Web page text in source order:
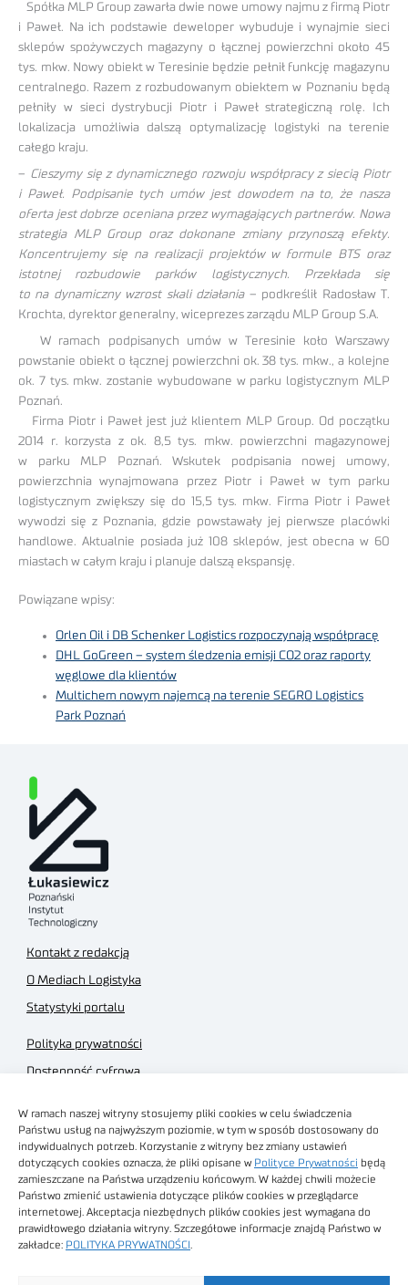
W ramach naszej witryny stosujemy pliki cookies w celu świadczenia
Państwu usług na najwyższym poziomie, w tym w sposób dostosowany do
indywidualnych potrzeb. Korzystanie z witryny bez zmiany ustawień
dotyczących cookies oznacza, że pliki opisane w Polityce Prywatności będą
zamieszczane na Państwa urządzeniu końcowym. W każdej chwili możecie
Państwo zmienić ustawienia dotyczące plików cookies w przeglądarce
internetowej. Akceptacja niezbędnych plików cookies jest wymagana do
prawidłowego działania witryny. Szczegółowe informacje znajdą Państwo w
zakładce: POLITYKA PRYWATNOŚCI
Spółka MLP Group zawarła dwie nowe umowy najmu z firmą Piotr
i Paweł. Na ich podstawie deweloper wybuduje i wynajmie sieci
sklepów spożywczych magazyny o łącznej powierzchni około 45
tys. mkw. Nowy obiekt w Teresinie będzie pełnił funkcję magazynu
centralnego. Razem z rozbudowanym obiektem w Poznaniu będą
pełniły w sieci dystrybucji Piotr i Paweł strategiczną rolę. Ich
lokalizacja umożliwia dalszą optymalizację logistyki na terenie
całego kraju.
– Cieszymy się z dynamicznego rozwoju współpracy z siecią Piotr
i Paweł. Podpisanie tych umów jest dowodem na to, że nasza
oferta jest dobrze oceniana przez wymagających partnerów. Nowa
strategia MLP Group oraz dokonane zmiany przynoszą efekty.
Koncentrujemy się na realizacji projektów w formule BTS oraz
istotnej rozbudowie parków logistycznych. Przekłada się
to na dynamiczny wzrost skali działania– podkreślił Radosław T.
Krochta, dyrektor generalny, wiceprezes zarządu MLP Group S.A.
W ramach podpisanych umów w Teresinie koło Warszawy
powstanie obiekt o łącznej powierzchni ok. 38 tys. mkw., a kolejne
ok. 7 tys. mkw. zostanie wybudowane w parku logistycznym MLP
Poznań.
Firma Piotr i Paweł jest już klientem MLP Group. Od początku
2014 r. korzysta z ok. 8,5 tys. mkw. powierzchni magazynowej
w parku MLP Poznań. Wskutek podpisania nowej umowy,
powierzchnia wynajmowana przez Piotr i Paweł w tym parku
logistycznym zwiększy się do 15,5 tys. mkw. Firma Piotr i Paweł
wywodzi się z Poznania, gdzie powstawały jej pierwsze placówki
handlowe. Aktualnie posiada już 108 sklepów, jest obecna w 60
miastach w całym kraju i planuje dalszą ekspansję.
Powiązane wpisy:
Orlen Oil i DB Schenker Logistics rozpoczynają współpracę
DHL GoGreen – system śledzenia emisji CO2 oraz raporty
węglowe dla klientów
Multichem nowym najemcą na terenie SEGRO Logistics
Park Poznań
Kontakt z redakcją
O Mediach Logistyka
Statystyki portalu
Polityka prywatności
Dostępność cyfrowa
Regulamin sklepu
Obrazy stockowe
autorstwa